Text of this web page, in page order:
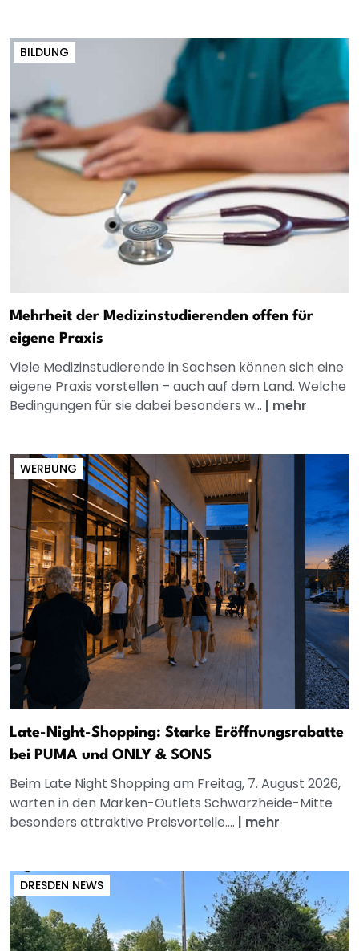
BILDUNG
Mehrheit der Medizinstudierenden offen für
eigene Praxis
Viele Medizinstudierende in Sachsen können sich eine
eigene Praxis vorstellen – auch auf dem Land. Welche
Bedingungen für sie dabei besonders w... | mehr
WERBUNG
Late-Night-Shopping: Starke Eröffnungsrabatte
bei PUMA und ONLY & SONS
Beim Late Night Shopping am Freitag, 7. August 2026,
warten in den Marken-Outlets Schwarzheide-Mitte
besonders attraktive Preisvorteile.... | mehr
DRESDEN NEWS